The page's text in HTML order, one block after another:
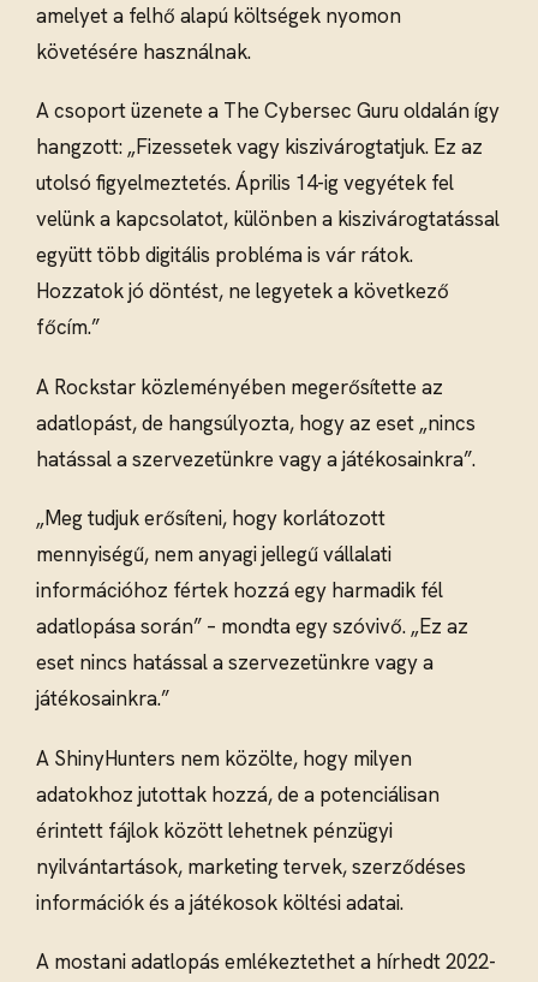
amelyet a felhő alapú költségek nyomon
követésére használnak.
A csoport üzenete a The Cybersec Guru oldalán így
hangzott: „Fizessetek vagy kiszivárogtatjuk. Ez az
utolsó figyelmeztetés. Április 14-ig vegyétek fel
velünk a kapcsolatot, különben a kiszivárogtatással
együtt több digitális probléma is vár rátok.
Hozzatok jó döntést, ne legyetek a következő
főcím.”
A Rockstar közleményében megerősítette az
adatlopást, de hangsúlyozta, hogy az eset „nincs
hatással a szervezetünkre vagy a játékosainkra”.
„Meg tudjuk erősíteni, hogy korlátozott
mennyiségű, nem anyagi jellegű vállalati
információhoz fértek hozzá egy harmadik fél
adatlopása során” – mondta egy szóvivő. „Ez az
eset nincs hatással a szervezetünkre vagy a
játékosainkra.”
A ShinyHunters nem közölte, hogy milyen
adatokhoz jutottak hozzá, de a potenciálisan
érintett fájlok között lehetnek pénzügyi
nyilvántartások, marketing tervek, szerződéses
információk és a játékosok költési adatai.
A mostani adatlopás emlékeztethet a hírhedt 2022-